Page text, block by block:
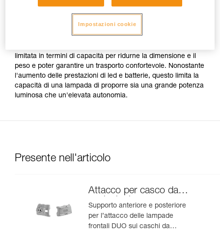
diminuzione dell'autonomia e viceversa.
Nel caso di una lampada frontale compatta interamente sulla
limitata in termini di capacità per ridurne la dimensione e il
peso e poter garantire un trasporto confortevole. Nonostante
l'aumento delle prestazioni di led e batterie, questo limita la
capacità di una lampada di proporre sia una grande potenza
luminosa che un'elevata autonomia.
Presente nell'articolo
Attacco per casco da
speleologia
Supporto anteriore e posteriore
per l’attacco delle lampade
frontali DUO sui caschi da
Impostazioni cookie